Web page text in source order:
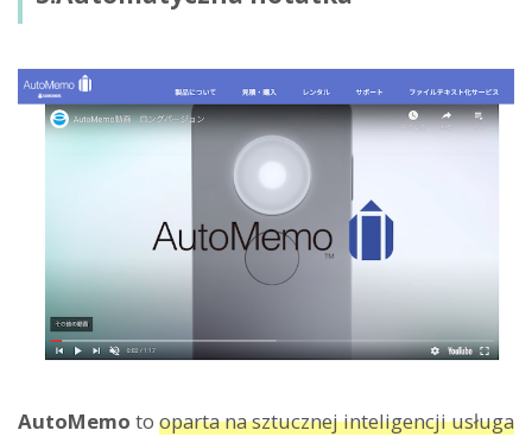
AutoMemo to oparta na sztucznej inteligencji usługa